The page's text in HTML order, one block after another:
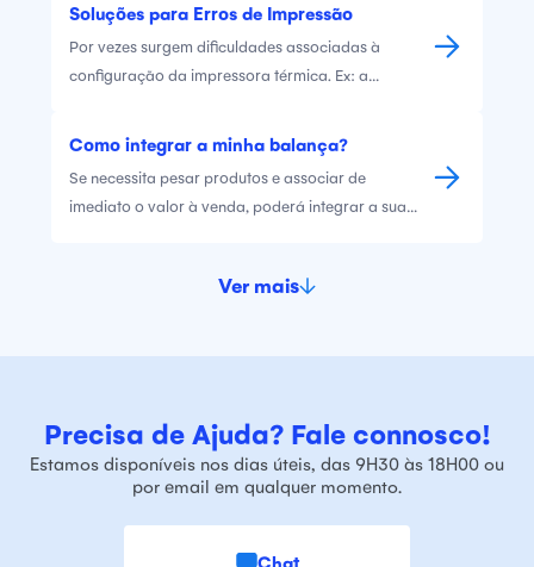
ou formação. Desative sempre que necessite emitir
documentos reais, para comunicar posteriormente
à AT.
Soluções para Erros de Impressão
Por vezes surgem dificuldades associadas à
configuração da impressora térmica. Ex: a
Assim, apresentamos aqui soluções associadas a
algumas dificuldades dete
Como integrar a minha balança?
Se necessita pesar produtos e associar de
imediato o valor à venda, poderá integrar a sua
Ver mais
Precisa de Ajuda? Fale connosco!
Estamos disponíveis nos dias úteis, das 9H30 às 18H00 ou
por email em qualquer momento.
Chat